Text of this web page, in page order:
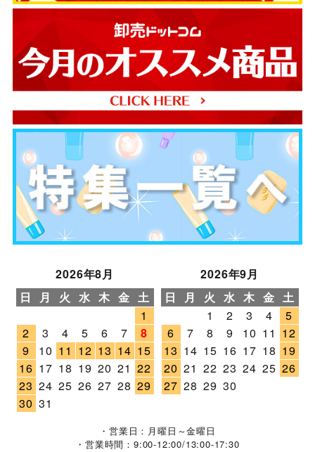
2026年8月
日
月 火 水 木 金 土
1
2
3 4 5 6 7
8
9
10 11 12 13 14 15
16 17 18 19 20 21 22
23 24 25 26 27 28 29
30 31
2026年9月
日
月 火 水 木 金 土
1
2 3 4
5
6
7 8 9 10 11 12
13 14 15 16 17 18 19
20 21 22 23 24 25 26
27 28 29 30
・営業日：月曜日～金曜日
・営業時間：9:00-12:00/13:00-17:30